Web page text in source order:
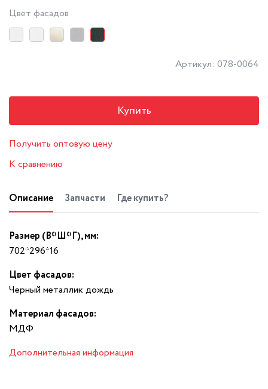
Цвет фасадов
Артикул: 078-0064
Купить
Получить оптовую цену
К сравнению
Описание Запчасти Где купить?
Размер (В*Ш*Г), мм:
702*296*16
Цвет фасадов:
Черный металлик дождь
Материал фасадов:
МДФ
Дополнительная информация